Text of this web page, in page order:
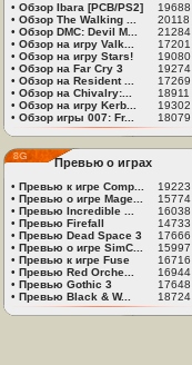
• Обзор Ibara [PCB/PS2]
19688
• Обзор The Walking ...
20118
• Обзор DMC: Devil M...
21284
• Обзор на игру Valk...
17201
• Обзор на игру Stars!
19080
• Обзор на Far Cry 3
19274
• Обзор на Resident ...
17269
• Обзор на Chivalry:...
18911
• Обзор на игру Kerb...
19302
• Обзор игры 007: Fr... 18079
Превью о играх
• Превью к игре Comp...
19223
• Превью о игре Mage...
15774
• Превью Incredible ...
16038
• Превью Firefall
14733
• Превью Dead Space 3
17666
• Превью о игре SimC...
15997
• Превью к игре Fuse
16716
• Превью Red Orche...
16944
• Превью Gothic 3
17648
• Превью Black & W... 18724